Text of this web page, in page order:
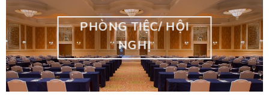
PHÒNG TIỆC/ HỘI
NGHỊ